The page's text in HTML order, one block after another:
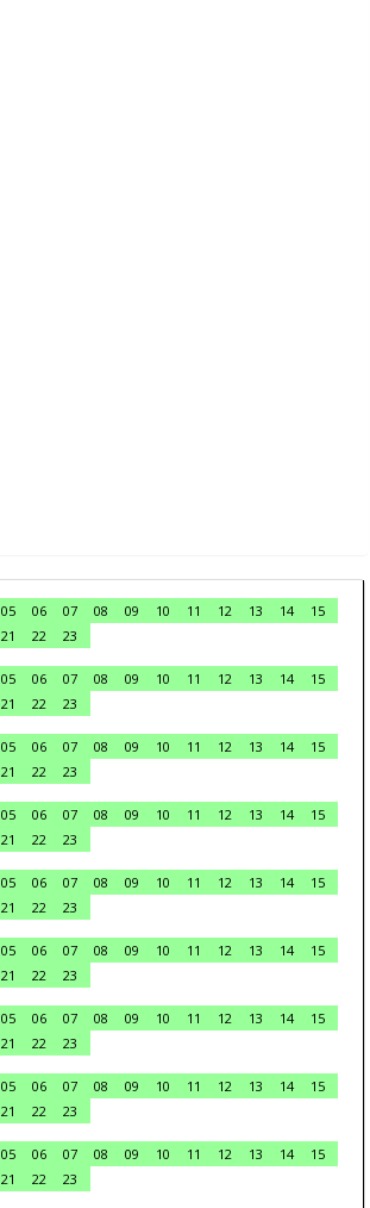
05 06 07 08 09 10 11 12 13 14
15
21 22
23
05 06 07 08 09 10 11 12 13 14
15
21 22
23
05 06 07 08 09 10 11 12 13 14
15
21 22
23
05 06 07 08 09 10 11 12 13 14
15
21 22
23
05 06 07 08 09 10 11 12 13 14
15
21 22
23
05 06 07 08 09 10 11 12 13 14
15
21 22
23
05 06 07 08 09 10 11 12 13 14
15
21 22
23
05 06 07 08 09 10 11 12 13 14
15
21 22
23
05 06 07 08 09 10 11 12 13 14
15
21 22
23